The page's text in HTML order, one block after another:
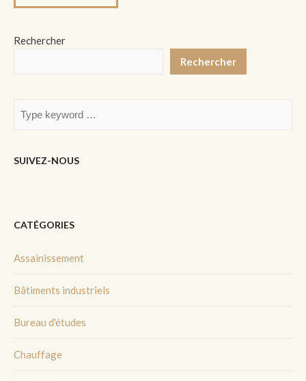
Rechercher
Rechercher
SUIVEZ-NOUS
CATÉGORIES
Assainissement
Bâtiments industriels
Bureau d'études
Chauffage